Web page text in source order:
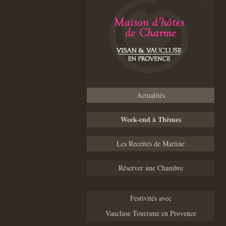
Actualités
Week-end à Thèmes
Les Recettes de Martine
Réserver une Chambre
Festivités avec
Vaucluse Tourisme en Provence